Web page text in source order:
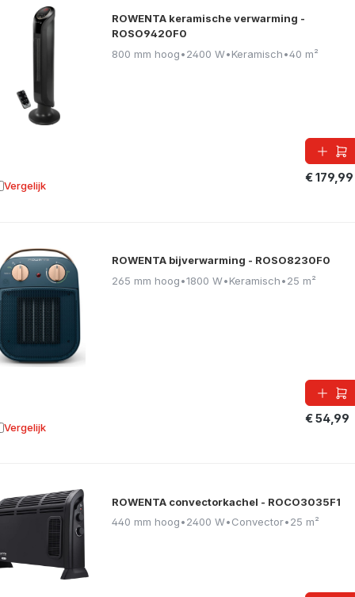
ROWENTA keramische verwarming -
ROSO9420F0
800 mm hoog•2400 W•Keramisch•40 m²
€ 179,99
Vergelijk aan vergelijking
ROWENTA bijverwarming - ROSO8230F0
265 mm hoog•1800 W•Keramisch•25 m²
€ 54,99
Vergelijk aan vergelijking
ROWENTA convectorkachel - ROCO3035F1
440 mm hoog•2400 W•Convector•25 m²